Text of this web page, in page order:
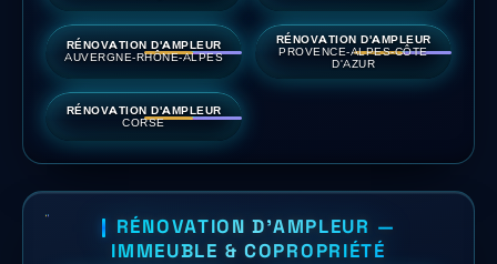
RÉNOVATION D'AMPLEUR
AUVERGNE-RHÔNE-ALPES
RÉNOVATION D'AMPLEUR
PROVENCE-ALPES-CÔTE
D'AZUR
RÉNOVATION D'AMPLEUR
CORSE
RÉNOVATION D'AMPLEUR —
IMMEUBLE & COPROPRIÉTÉ